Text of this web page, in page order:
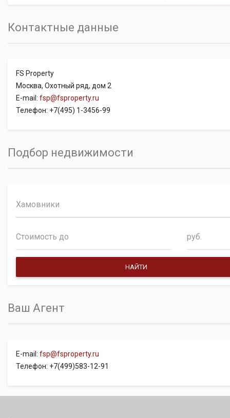
Контактные данные
FS Property
Москва, Охотный ряд, дом 2
E-mail: fsp@fsproperty.ru
Телефон: +7(495) 1-3456-99
Подбор недвижимости
Хамовники
руб.
Ваш Агент
E-mail: fsp@fsproperty.ru
Телефон: +7(499)583-12-91